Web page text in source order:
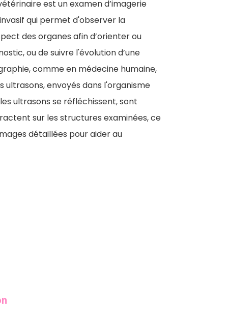
est un examen d’imagerie
qui permet d'observer la
des organes afin d’orienter ou
ou de suivre l'évolution d’une
comme en médecine humaine,
ultrasons, envoyés dans l'organisme
ultrasons se réfléchissent, sont
sur les structures examinées, ce
détaillées pour aider au